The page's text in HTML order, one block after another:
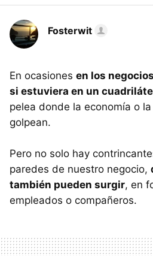
Fosterwit
En ocasiones en los
si estuviera en un
pelea donde la economía o
golpean.
Pero no solo hay
paredes de nuestro negocio,
también pueden surgir, en
empleados o compañeros.